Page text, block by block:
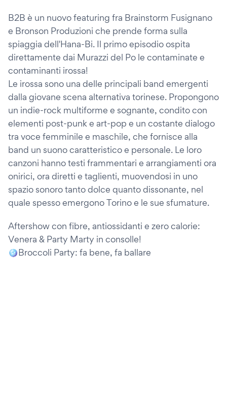
B2B è un nuovo featuring fra Brainstorm Fusignano
e Bronson Produzioni che prende forma sulla
spiaggia dell'Hana-Bi. Il primo episodio ospita
direttamente dai Murazzi del Po le contaminate e
contaminanti irossa!
Le irossa sono una delle principali band emergenti
dalla giovane scena alternativa torinese. Propongono
un indie-rock multiforme e sognante, condito con
elementi post-punk e art-pop e un costante dialogo
tra voce femminile e maschile, che fornisce alla
band un suono caratteristico e personale. Le loro
canzoni hanno testi frammentari e arrangiamenti ora
onirici, ora diretti e taglienti, muovendosi in uno
spazio sonoro tanto dolce quanto dissonante, nel
quale spesso emergono Torino e le sue sfumature.
Aftershow con fibre, antiossidanti e zero calorie:
Venera & Party Marty in consolle!
🪩Broccoli Party: fa bene, fa ballare